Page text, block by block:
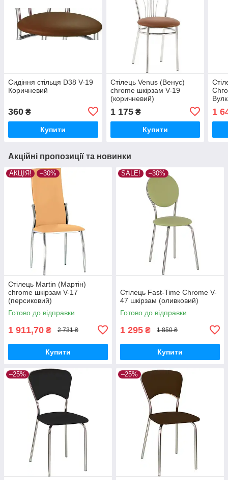
Сидіння стільця D38 V-19
Коричневий
360 ₴
Купити
Стілець Venus (Венус)
chrome шкірзам V-19
(коричневий)
1 175₴
Купити
1
Акційні пропозиції та новинки
АКЦІЯ! –30%
Стілець Martin (Мартін)
chrome шкірзам V-17
(персиковий)
Готово до відправки
1 911,70 ₴ 2 731 ₴
Купити
SALE! –30%
Стілець Fast-Time Chrome V-
47 шкірзам (оливковий)
Готово до відправки
1 295 ₴ 1 850 ₴
Купити
–25% –25%